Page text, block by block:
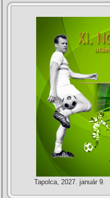
Tapolca, 2027. január 9.